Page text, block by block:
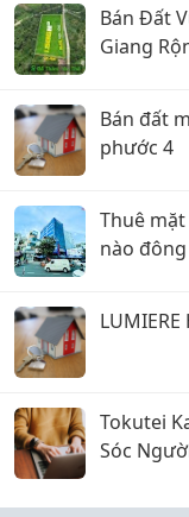
Bán Đất
Giang
Bán đất
phước 4
Thuê
nào
LUMIERE
Tokutei
Sóc